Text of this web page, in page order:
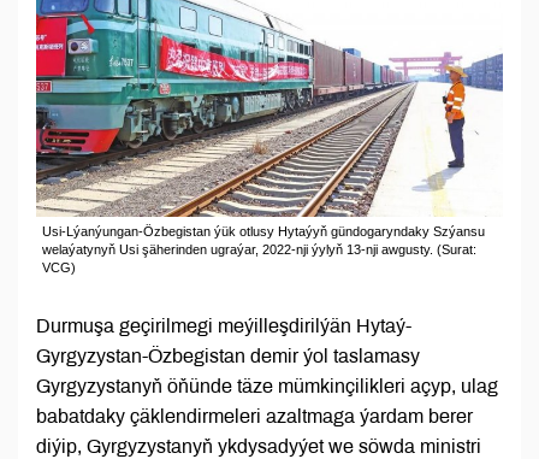
Usi-Lýanýungan-Özbegistan ýük otlusy Hytaýyň gündogaryndaky Szýansu
welaýatynyň Usi şäherinden ugraýar, 2022-nji ýylyň 13-nji awgusty. (Surat:
VCG)
Durmuşa geçirilmegi meýilleşdirilýän Hytaý-
Gyrgyzystan-Özbegistan demir ýol taslamasy
Gyrgyzystanyň öňünde täze mümkinçilikleri açyp, ulag
babatdaky çäklendirmeleri azaltmaga ýardam berer
diýip, Gyrgyzystanyň ykdysadyýet we söwda ministri